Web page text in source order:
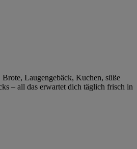
Laugengebäck, Kuchen, süße
– all das erwartet dich täglich frisch in